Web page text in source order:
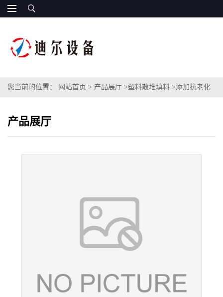
您当前的位置： 网站首页 > 产品展厅 >塑料散堆填料 >添加抗老化
产品展厅